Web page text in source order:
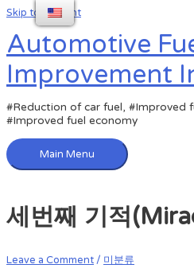
Skip to content
Automotive
Improvement
#Reduction of car fuel, #Improved
#Improved fuel economy
Main Menu
세번째 기적
Leave a Comment / 미분류